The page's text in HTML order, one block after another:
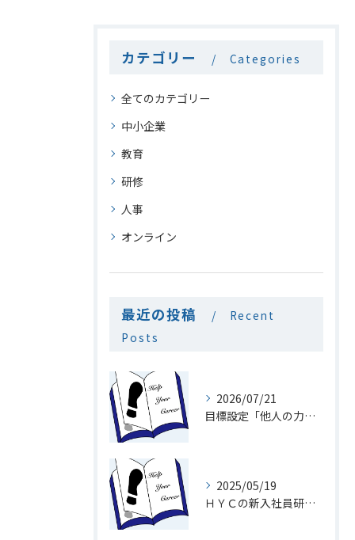
カテゴリー Categories
全てのカテゴリー
中小企業
教育
研修
人事
オンライン
最近の投稿
Recent
Posts
2026/07/21
目標設定「他人の力を利用」
2025/05/19
ＨＹＣの新入社員研修１９「メール」